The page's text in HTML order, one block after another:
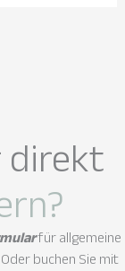
direkt
für allgemeine
buchen Sie mit